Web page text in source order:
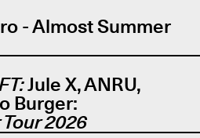
- Almost Summer
Jule X, ANRU,
Burger:
2026